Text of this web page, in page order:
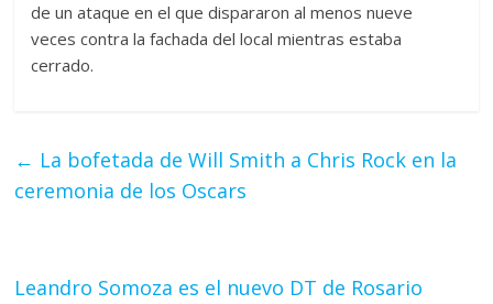
de un ataque en el que dispararon al menos nueve
veces contra la fachada del local mientras estaba
cerrado.
← La bofetada de Will Smith a Chris Rock en la
ceremonia de los Oscars
Leandro Somoza es el nuevo DT de Rosario